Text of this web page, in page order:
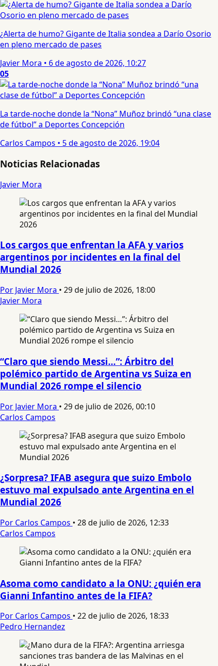
¿Alerta de humo? Gigante de Italia sondea a Darío Osorio
en pleno mercado de pases
Javier Mora • 6 de agosto de 2026, 10:27
05
La tarde-noche donde la “Nona” Muñoz brindó “una clase
de fútbol” a Deportes Concepción
Carlos Campos • 5 de agosto de 2026, 19:04
Noticias Relacionadas
Javier Mora
Los cargos que enfrentan la AFA y varios
argentinos por incidentes en la final del
Mundial 2026
Por Javier Mora • 29 de julio de 2026, 18:00
Javier Mora
“Claro que siendo Messi…”: Árbitro del
polémico partido de Argentina vs Suiza en
Mundial 2026 rompe el silencio
Por Javier Mora • 29 de julio de 2026, 00:10
Carlos Campos
¿Sorpresa? IFAB asegura que suizo Embolo
estuvo mal expulsado ante Argentina en el
Mundial 2026
Por Carlos Campos • 28 de julio de 2026, 12:33
Carlos Campos
Asoma como candidato a la ONU: ¿quién era
Gianni Infantino antes de la FIFA?
Por Carlos Campos • 22 de julio de 2026, 18:33
Pedro Hernandez